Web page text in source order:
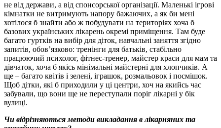
не від держави, а від спонсорської організації. Маленькі ігрові
кімнатки не витримують напору бажаючих, а як би мені
хотілося б знайти або ж побудувати на територіях хоча б
базових українських лікарень окремі приміщення. Там буде
багато гуртків на вибір для діток, навчальні заняття згідно
запитів, обов’язково: тренінги для батьків, стабільно
працюючий психолог, фітнес-тренер, майстер краси для мам та
дівчаток, хоча б якісь мінімальні майстерні для хлопчиків. А
ще – багато квітів і зелені, іграшок, розмальовок і посмішок.
Щоб дітки, які б приходили у ці центри, хоч на якийсь час
забували, що вони ще не переступали поріг лікарні у бік
вулиці.
Чи відрізняються методи викладання в лікарняних та